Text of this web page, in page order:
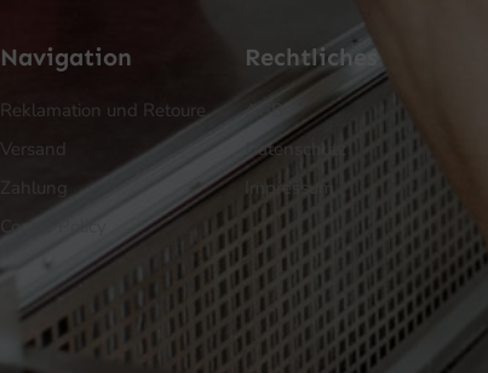
Navigation
Reklamation und Retoure
Versand
Zahlung
Cookie Policy
Rechtliches
AGB
Datenschutz
Impressum